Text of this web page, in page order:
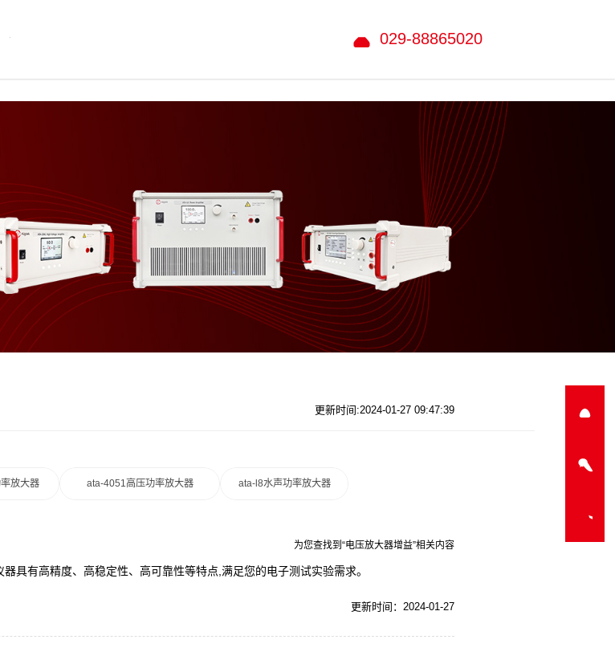
029-88865020
更新时间:2024-01-27 09:47:39
放大器 ata-4051高压功率放大器 ata-l8水声功率放大器
为您查找到“电压放大器增益”相关内容
具有高精度、高稳定性、高可靠性等特点,满足您的电子测试实验需求。
更新时间：2024-01-27